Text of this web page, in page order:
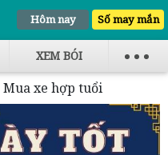
Hôm nay Số may mắn
XEM BÓI
Mua xe hợp tuổi